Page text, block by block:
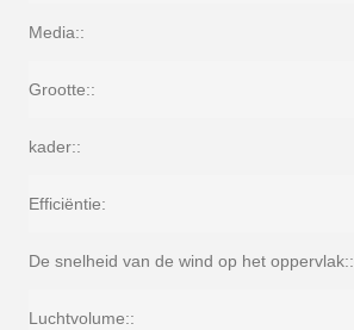
Media::
Grootte::
kader::
Efficiëntie:
De snelheid van de wind op het oppervlak::
Luchtvolume::